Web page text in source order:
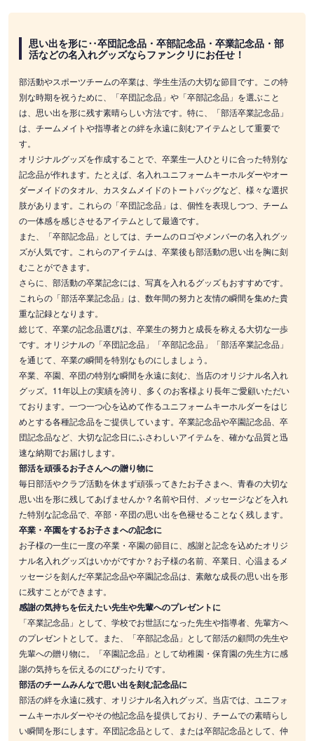
思い出を形に‥卒団記念品・卒部記念品・卒業記念品・部
活などの名入れグッズならファンクリにお任せ！
部活動やスポーツチームの卒業は、学生生活の大切な節目です。この特
別な時期を祝うために、「卒団記念品」や「卒部記念品」を選ぶこと
は、思い出を形に残す素晴らしい方法です。特に、「部活卒業記念品」
は、チームメイトや指導者との絆を永遠に刻むアイテムとして重要で
す。
オリジナルグッズを作成することで、卒業生一人ひとりに合った特別な
記念品が作れます。たとえば、名入れユニフォームキーホルダーやオー
ダーメイドのタオル、カスタムメイドのトートバッグなど、様々な選択
肢があります。これらの「卒団記念品」は、個性を表現しつつ、チーム
の一体感を感じさせるアイテムとして最適です。
また、「卒部記念品」としては、チームのロゴやメンバーの名入れグッ
ズが人気です。これらのアイテムは、卒業後も部活動の思い出を胸に刻
むことができます。
さらに、部活動の卒業記念には、写真を入れるグッズもおすすめです。
これらの「部活卒業記念品」は、数年間の努力と友情の瞬間を集めた貴
重な記録となります。
総じて、卒業の記念品選びは、卒業生の努力と成長を称える大切な一歩
です。オリジナルの「卒団記念品」「卒部記念品」「部活卒業記念品」
を通じて、卒業の瞬間を特別なものにしましょう。
卒業、卒園、卒団の特別な瞬間を永遠に刻む、当店のオリジナル名入れ
グッズ。11年以上の実績を誇り、多くのお客様より長年ご愛顧いただい
ております。一つ一つ心を込めて作るユニフォームキーホルダーをはじ
めとする各種記念品をご提供しています。卒業記念品や卒園記念品、卒
団記念品など、大切な記念日にふさわしいアイテムを、確かな品質と迅
速な納期でお届けします。
部活を頑張るお子さんへの贈り物に
毎日部活やクラブ活動を休まず頑張ってきたお子さまへ、青春の大切な
思い出を形に残してあげませんか？名前や日付、メッセージなどを入れ
た特別な記念品で、卒部・卒団の思い出を色褪せることなく残します。
卒業・卒園をするお子さまへの記念に
お子様の一生に一度の卒業・卒園の節目に、感謝と記念を込めたオリジ
ナル名入れグッズはいかがですか？お子様の名前、卒業日、心温まるメ
ッセージを刻んだ卒業記念品や卒園記念品は、素敵な成長の思い出を形
に残すことができます。
感謝の気持ちを伝えたい先生や先輩へのプレゼントに
「卒業記念品」として、学校でお世話になった先生や指導者、先輩方へ
のプレゼントとして。また、「卒部記念品」として部活の顧問の先生や
先輩への贈り物に。「卒園記念品」として幼稚園・保育園の先生方に感
謝の気持ちを伝えるのにぴったりです。
部活のチームみんなで思い出を刻む記念品に
部活の絆を永遠に残す、オリジナル名入れグッズ。当店では、ユニフォ
ームキーホルダーやその他記念品を提供しており、チームでの素晴らし
い瞬間を形にします。卒団記念品として、または卒部記念品として、仲